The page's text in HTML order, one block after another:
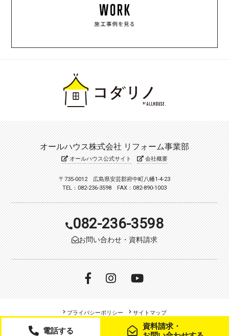
電話する
資料請求・
オールハウス株式会社 リフォーム事業部
オールハウス公式サイト 会社概要
〒735-0012 広島県安芸郡府中町八幡1-4-23
TEL：082-236-3598 FAX：082-890-1003
082-236-3598
お問い合わせ・資料請求
プライバシーポリシー サイトマップ
Copyright (c) allhouse. All Rights Reserved.